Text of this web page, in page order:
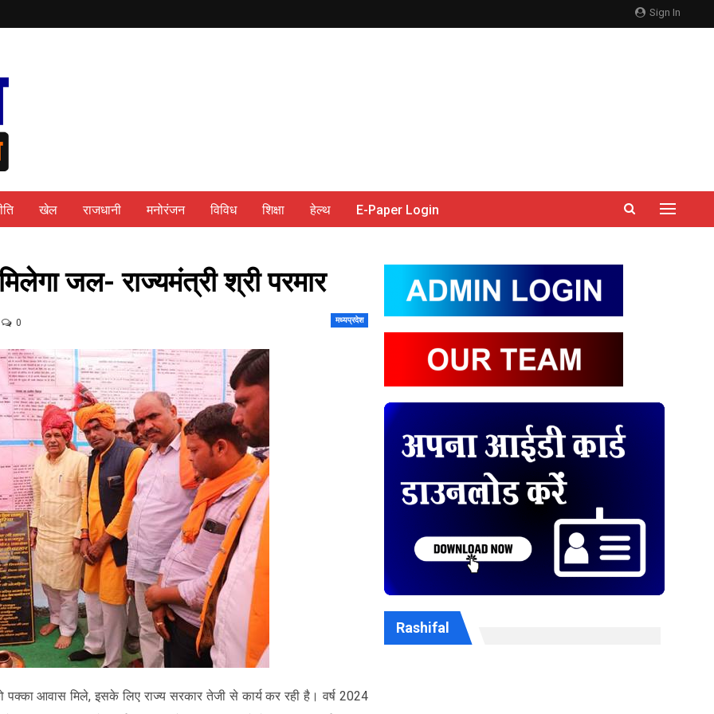
Sign In
खेल राजधानी मनोरंजन विविध शिक्षा हेल्थ E-Paper Login
जल- राज्यमंत्री श्री परमार
मध्यप्रदेश
0
पक्का आवास मिले, इसके लिए राज्य सरकार तेजी से कार्य कर रही है। वर्ष 2024
Rashifal